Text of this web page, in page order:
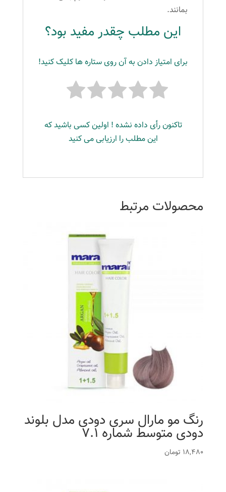
بمانند.
این مطلب چقدر مفید بود؟
برای امتیاز دادن به آن روی ستاره ها کلیک کنید!
تاکنون رأی داده نشده ! اولین کسی باشید که
این مطلب را ارزیابی می کنید
محصولات مرتبط
رنگ مو مارال سری دودی مدل بلوند
دودی متوسط شماره 7.1
18,480 تومان